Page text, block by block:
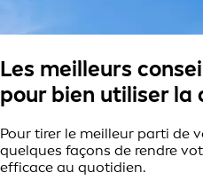
Les meilleurs
pour bien utiliser la
Pour tirer le meilleur parti de
quelques façons de rendre
efficace au quotidien.